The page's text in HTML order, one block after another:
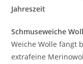
Jahreszeit
Schmuseweiche
Weiche Wolle fängt
extrafeine